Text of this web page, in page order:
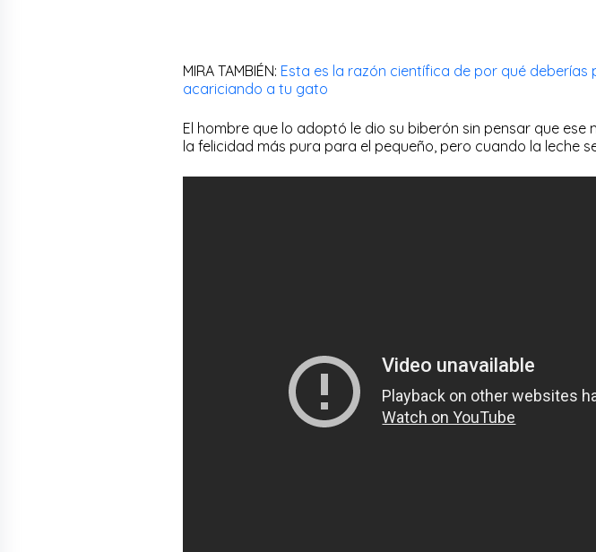
MIRA TAMBIÉN: Esta es la razón científica de por qué deberías
acariciando a tu gato
El hombre que lo adoptó le dio su biberón sin pensar que
la felicidad más pura para el pequeño, pero cuando la leche